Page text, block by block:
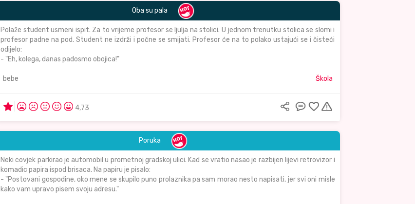
Oba su pala
Polaže student usmeni ispit. Za to vrijeme profesor se ljulja na stolici. U jednom trenutku stolica se slomi i
profesor padne na pod. Student ne izdrži i počne se smijati. Profesor će na to polako ustajući se i čisteći
odijelo:
- "Eh, kolega, danas padosmo obojica!"
bebe Škola
4,73
Poruka
Neki covjek parkirao je automobil u prometnoj gradskoj ulici. Kad se vratio nasao je razbijen lijevi retrovizor i
komadic papira ispod brisaca. Na papiru je pisalo:
- "Postovani gospodine, oko mene se skupilo puno prolaznika pa sam morao nesto napisati, jer svi oni misle
kako vam upravo pisem svoju adresu."